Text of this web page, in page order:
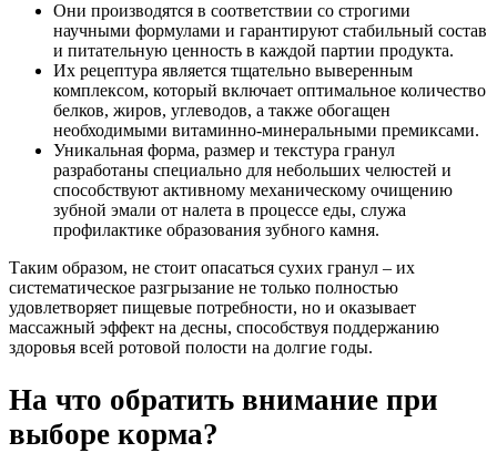
Они производятся в соответствии со строгими
научными формулами и гарантируют стабильный состав
и питательную ценность в каждой партии продукта.
Их рецептура является тщательно выверенным
комплексом, который включает оптимальное количество
белков, жиров, углеводов, а также обогащен
необходимыми витаминно-минеральными премиксами.
Уникальная форма, размер и текстура гранул
разработаны специально для небольших челюстей и
способствуют активному механическому очищению
зубной эмали от налета в процессе еды, служа
профилактике образования зубного камня.
Таким образом, не стоит опасаться сухих гранул – их
систематическое разгрызание не только полностью
удовлетворяет пищевые потребности, но и оказывает
массажный эффект на десны, способствуя поддержанию
здоровья всей ротовой полости на долгие годы.
На что обратить внимание при
выборе корма?